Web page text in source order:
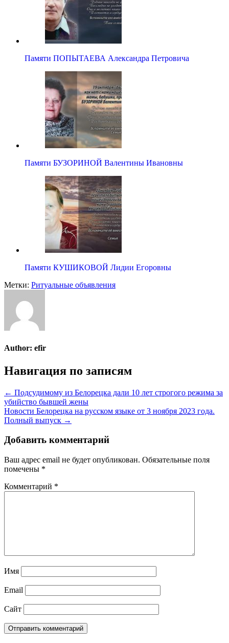
Памяти ПОПЫТАЕВА Александра Петровича
Памяти БУЗОРИНОЙ Валентины Ивановны
Памяти КУШИКОВОЙ Лидии Егоровны
Метки: Ритуальные объявления
Author: efir
Навигация по записям
← Подсудимому из Белорецка дали 10 лет строгого режима за
убийство бывшей жены
Новости Белорецка на русском языке от 3 ноября 2023 года.
Полный выпуск →
Добавить комментарий
Ваш адрес email не будет опубликован. Обязательные поля
помечены *
Комментарий *
Имя
Email
Сайт